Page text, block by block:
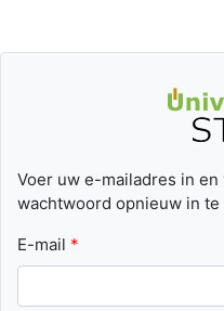
Voer uw e-mailadres in
wachtwoord opnieuw in te
E-mail